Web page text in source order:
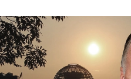
PRESSE
STELLENPORTAL